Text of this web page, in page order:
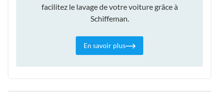
facilitez le lavage de votre voiture grâce à
Schiffeman.
En savoir plus